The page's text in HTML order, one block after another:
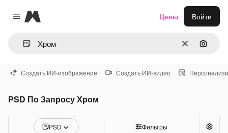
Close menu
Magnific
ОчиститьПоиск
Цены Войти
Создать ИИ-изображение Создать ИИ-видео
PSD По Запросу Хром
PSD Фильтры